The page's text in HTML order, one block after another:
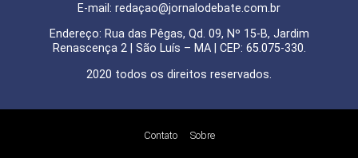
E-mail: redaçao@jornalodebate.com.br
Endereço: Rua das Pêgas, Qd. 09, Nº 15-B, Jardim
Renascença 2 | São Luís – MA | CEP: 65.075-330.
2020 todos os direitos reservados.
Contato Sobre